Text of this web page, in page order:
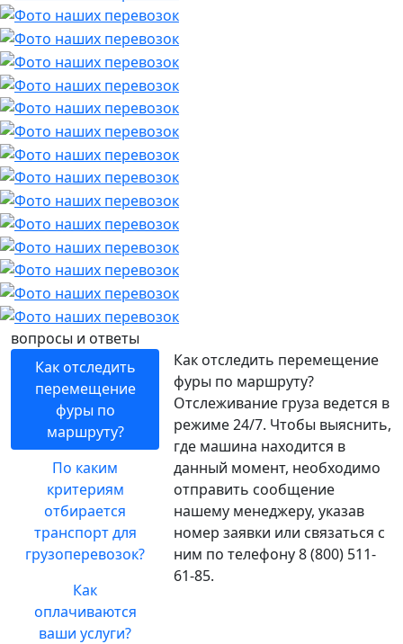
вопросы и ответы
Как отследить
перемещение
фуры по
маршруту?
По каким
критериям
отбирается
транспорт для
грузоперевозок?
Как
оплачиваются
ваши услуги?
Как отследить перемещение
фуры по маршруту?
Отслеживание груза ведется в
режиме 24/7. Чтобы выяснить,
где машина находится в
данный момент, необходимо
отправить сообщение
нашему менеджеру, указав
номер заявки или связаться с
ним по телефону 8 (800) 511-
61-85.